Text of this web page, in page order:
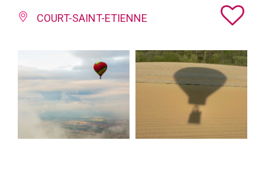
COURT-SAINT-ETIENNE